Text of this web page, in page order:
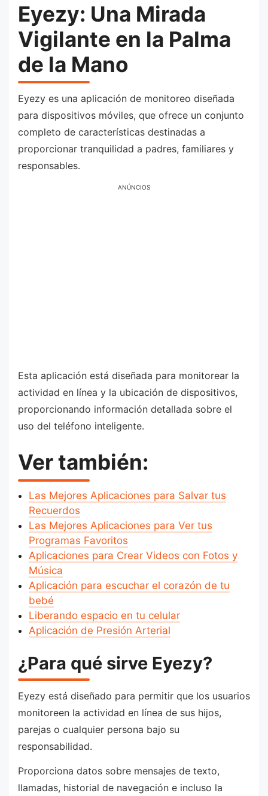
Eyezy: Una Mirada
Vigilante en la Palma
de la Mano
Eyezy es una aplicación de monitoreo diseñada
para dispositivos móviles, que ofrece un conjunto
completo de características destinadas a
proporcionar tranquilidad a padres, familiares y
responsables.
ANÚNCIOS
Esta aplicación está diseñada para monitorear la
actividad en línea y la ubicación de dispositivos,
proporcionando información detallada sobre el
uso del teléfono inteligente.
Ver también:
Las Mejores Aplicaciones para Salvar tus
Recuerdos
Las Mejores Aplicaciones para Ver tus
Programas Favoritos
Aplicaciones para Crear Videos con Fotos y
Música
Aplicación para escuchar el corazón de tu
bebé
Liberando espacio en tu celular
Aplicación de Presión Arterial
¿Para qué sirve Eyezy?
Eyezy está diseñado para permitir que los usuarios
monitoreen la actividad en línea de sus hijos,
parejas o cualquier persona bajo su
responsabilidad.
Proporciona datos sobre mensajes de texto,
llamadas, historial de navegación e incluso la